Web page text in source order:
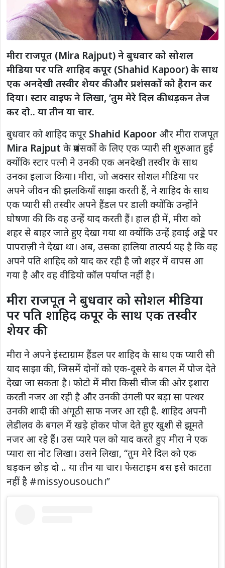
मीरा राजपूत (Mira Rajput) ने बुधवार को सोशल
मीडिया पर पति शाहिद कपूर (Shahid Kapoor) के साथ
एक अनदेखी तस्वीर शेयर की और प्रशंसकों को हैरान कर
दिया। स्टार वाइफ ने लिखा, ‘तुम मेरे दिल की धड़कन तेज
कर दो.. या तीन या चार.
बुधवार को शाहिद कपूर Shahid Kapoor और मीरा राजपूत
Mira Rajput के प्रशंसकों के लिए एक प्यारी सी शुरुआत हुई
क्योंकि स्टार पत्नी ने उनकी एक अनदेखी तस्वीर के साथ
उनका इलाज किया। मीरा, जो अक्सर सोशल मीडिया पर
अपने जीवन की झलकियाँ साझा करती हैं, ने शाहिद के साथ
एक प्यारी सी तस्वीर अपने हैंडल पर डाली क्योंकि उन्होंने
घोषणा की कि वह उन्हें याद करती हैं। हाल ही में, मीरा को
शहर से बाहर जाते हुए देखा गया था क्योंकि उन्हें हवाई अड्डे पर
पापराज़ी ने देखा था। अब, उसका हालिया तात्पर्य यह है कि वह
अपने पति शाहिद को याद कर रही है जो शहर में वापस आ
गया है और वह वीडियो कॉल पर्याप्त नहीं है।
मीरा राजपूत ने बुधवार को सोशल मीडिया
पर पति शाहिद कपूर के साथ एक तस्वीर
शेयर की
मीरा ने अपने इंस्टाग्राम हैंडल पर शाहिद के साथ एक प्यारी सी
याद साझा की, जिसमें दोनों को एक-दूसरे के बगल में पोज देते
देखा जा सकता है। फोटो में मीरा किसी चीज की ओर इशारा
करती नजर आ रही है और उनकी उंगली पर बड़ा सा पत्थर
उनकी शादी की अंगूठी साफ नजर आ रही है. शाहिद अपनी
लेडीलव के बगल में खड़े होकर पोज देते हुए खुशी से झूमते
नजर आ रहे हैं। उस प्यारे पल को याद करते हुए मीरा ने एक
प्यारा सा नोट लिखा। उसने लिखा, “तुम मेरे दिल को एक
धड़कन छोड़ दो .. या तीन या चार। फेसटाइम बस इसे काटता
नहीं है #missyousouch।”